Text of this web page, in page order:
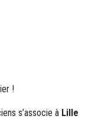
!
s’associe à Lille